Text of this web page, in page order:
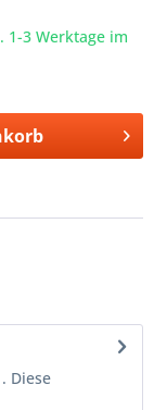
1-3 Werktage im
Diese